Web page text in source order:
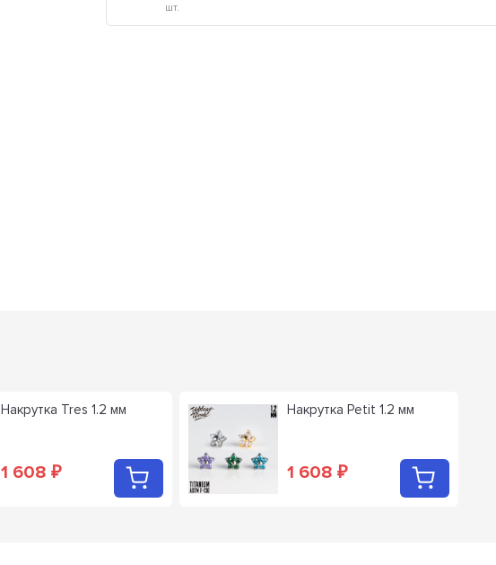
шт.
Накрутка Tres 1.2 мм
1 608₽
Накрутка Petit 1.2 мм
1 608₽